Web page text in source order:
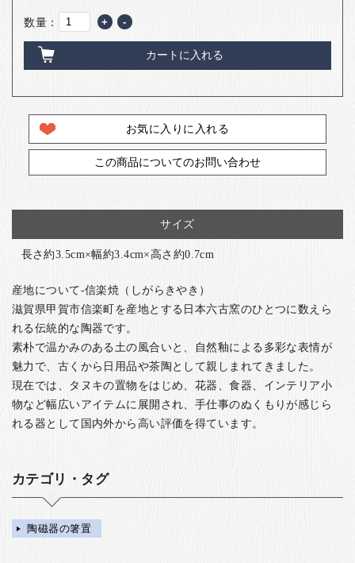
数量： + -
カートに入れる
お気に入りに入れる
この商品についてのお問い合わせ
サイズ
長さ約3.5cm×幅約3.4cm×高さ約0.7cm
産地について-信楽焼（しがらきやき）
滋賀県甲賀市信楽町を産地とする日本六古窯のひとつに数えら
れる伝統的な陶器です。
素朴で温かみのある土の風合いと、自然釉による多彩な表情が
魅力で、古くから日用品や茶陶として親しまれてきました。
現在では、タヌキの置物をはじめ、花器、食器、インテリア小
物など幅広いアイテムに展開され、手仕事のぬくもりが感じら
れる器として国内外から高い評価を得ています。
カテゴリ・タグ
陶磁器の箸置